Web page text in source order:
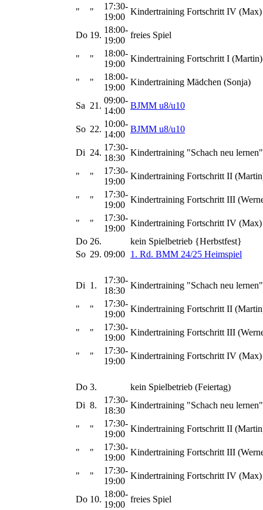
" "
17:30-
19:00
Kindertraining Fortschritt IV (Max)
Do 19.
18:00-
19:00
freies Spiel
" "
18:00-
19:00
Kindertraining Fortschritt I (Martin)
" "
18:00-
19:00
Kindertraining Mädchen (Sonja)
Sa 21.
09:00-
14:00
BJMM u8/u10
So 22.
10:00-
14:00
BJMM u8/u10
Di 24.
17:30-
18:30
Kindertraining "Schach neu
" "
17:30-
19:00
Kindertraining Fortschritt II
" "
17:30-
19:00
Kindertraining Fortschritt III
" "
17:30-
19:00
Kindertraining Fortschritt IV (Max)
Do 26.
kein Spielbetrieb {Herbstfest}
So 29. 09:00 1. Rd. BMM 24/25 Heimspiel
Di 1.
17:30-
18:30
Kindertraining "Schach neu
" "
17:30-
19:00
Kindertraining Fortschritt II
" "
17:30-
19:00
Kindertraining Fortschritt III
" "
17:30-
19:00
Kindertraining Fortschritt IV (Max)
Do 3.
kein Spielbetrieb (Feiertag)
Di 8.
17:30-
18:30
Kindertraining "Schach neu
" "
17:30-
19:00
Kindertraining Fortschritt II
" "
17:30-
19:00
Kindertraining Fortschritt III
" "
17:30-
19:00
Kindertraining Fortschritt IV (Max)
Do 10.
18:00-
19:00
freies Spiel